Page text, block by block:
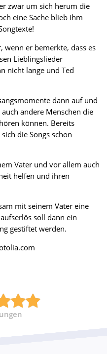
zwar um sich herum die
eine Sache blieb ihm
wenn er bemerkte, dass es
Lieblingslieder
nicht lange und Ted
dann auf und
andere Menschen die
können. Bereits
die Songs schon
Vater und vor allem auch
helfen und ihren
mit seinem Vater eine
soll dann ein
gestiftet werden.